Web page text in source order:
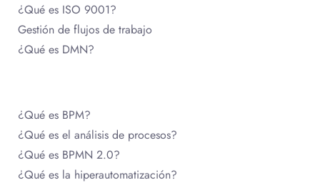
¿Qué es ISO 9001?
Gestión de flujos de trabajo
¿Qué es DMN?
¿Qué es BPM?
¿Qué es el análisis de procesos?
¿Qué es BPMN 2.0?
¿Qué es la hiperautomatización?